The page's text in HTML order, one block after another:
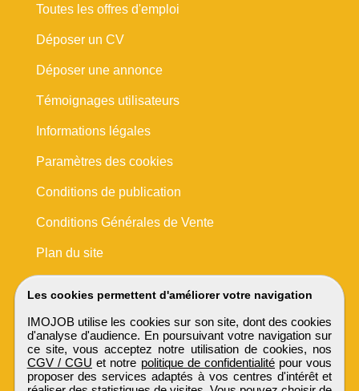
Les cookies permettent d'améliorer votre navigation
IMOJOB utilise les cookies sur son site, dont des cookies
d'analyse d'audience. En poursuivant votre navigation sur
ce site, vous acceptez notre utilisation de cookies, nos
CGV / CGU et notre politique de confidentialité pour vous
proposer des services adaptés à vos centres d'intérêt et
Toutes les offres d'emploi
Déposer un CV
Déposer une annonce
Témoignages utilisateurs
Informations légales
Paramètres des cookies
Conditions de publication
Conditions Générales de Vente
Plan du site